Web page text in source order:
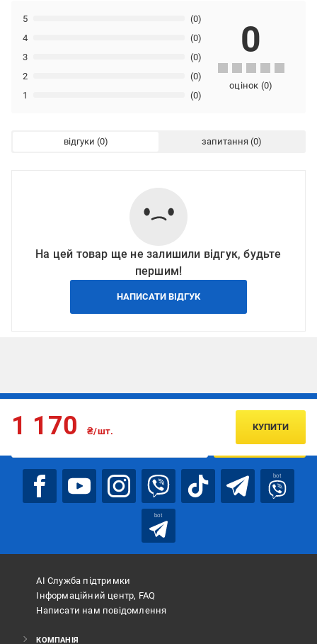
1 (0)
2 (0)
3 (0)
4 (0)
5 (0)
0
оцінок (0)
відгуки запитання
На цей товар ще не залишили відгук, будьте
першим!
НАПИСАТИ ВІДГУК
1 170 ₴/шт. КУПИТИ
Підписуйтесь, щоб дізнаватись першим про акції та пропозиції
ПІДПИСАТИСЯ
bot
bot
АІ Служба підтримки
Інформаційний центр, FAQ
Написати нам повідомлення
КОМПАНІЯ